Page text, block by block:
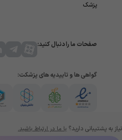
پزشک
صفحات ما را دنبال کنید:
گواهی ها و تاییدیه های پزشکت:
نیاز به پشتیبانی دارید؟ با ما در ارتباط باشید.